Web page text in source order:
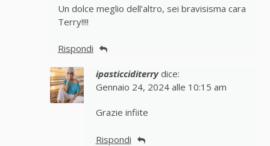
Un dolce meglio dell’altro, sei bravisisma cara
Terry!!!!
Rispondi
ipasticciditerry dice:
Gennaio 24, 2024 alle 10:15 am
Grazie infiite
Rispondi